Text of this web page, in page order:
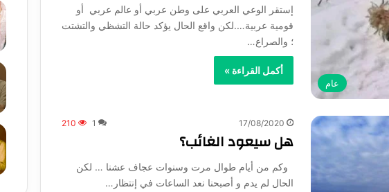
عام
إستقر الوعي العربي على وطن عربي أو عالم عربي أو
قومية عربية….لكن واقع الحال يؤكد حالة التشظي والتشتت
؛ والصراع…
أكمل القراءة »
17/08/2020
1
210
هل سيعود الغائب؟
وكم من أيام طوال مرت وسنوات عجاف عشنا … لكن
الحال لم يدم و أصبحنا نعد الساعات في إنتظار…